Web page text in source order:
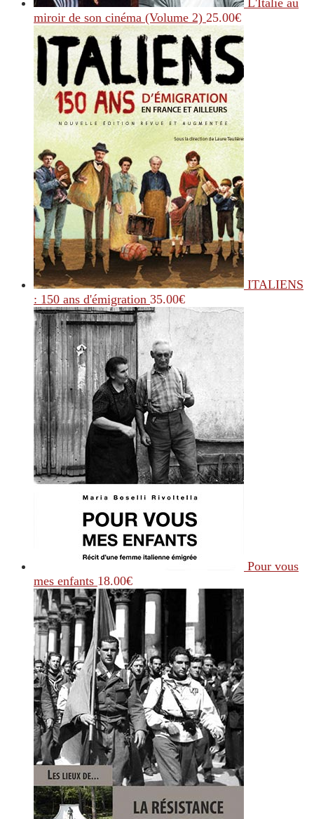
L'Italie au
miroir de son cinéma (Volume 2) 25.00€
ITALIENS
: 150 ans d'émigration 35.00€
Pour vous
mes enfants 18.00€